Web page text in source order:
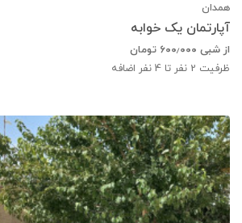
همدان
آپارتمان یک خوابه
از شبی ۶۰۰٫۰۰۰ تومان
ظرفیت 2 نفر تا 4 نفر اضافه